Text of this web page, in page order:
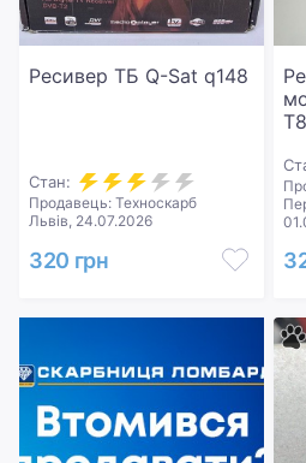
Ресивер ТБ Q-Sat q148
Стан:
Продавець: Техноскарб
Львів, 24.07.2026
320 грн